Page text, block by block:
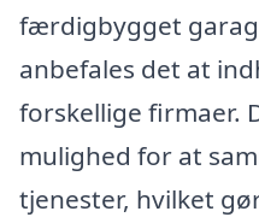
færdigbygget
anbefales det at
forskellige firmaer.
mulighed for at
tjenester, hvilket